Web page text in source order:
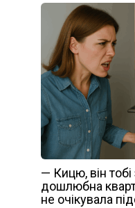
— Кицю, він
дошлюбна
не очікувала